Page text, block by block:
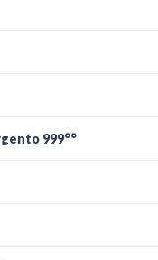
999°°